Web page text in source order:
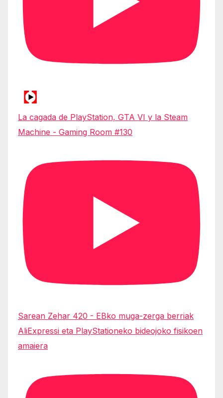
La cagada de PlayStation, GTA VI y la Steam
Machine - Gaming Room #130
Sarean Zehar 420 - EBko muga-zerga berriak
AliExpressi eta PlayStationeko bideojoko fisikoen
amaiera